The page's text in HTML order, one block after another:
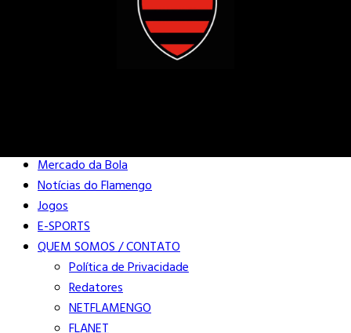
Mercado da Bola
Notícias do Flamengo
Jogos
E-SPORTS
QUEM SOMOS / CONTATO
Política de Privacidade
Redatores
NETFLAMENGO